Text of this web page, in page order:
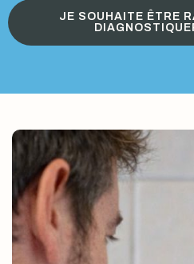
JE SOUHAITE ÊTRE